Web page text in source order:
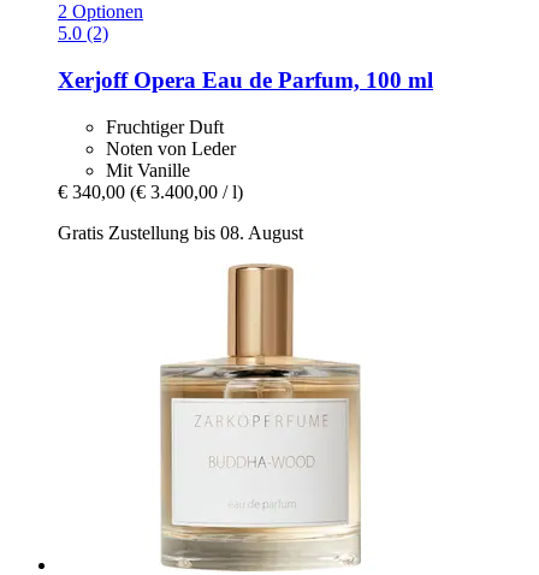
2 Optionen
5.0 (2)
XerjoffOpera Eau de Parfum, 100 ml
Fruchtiger Duft
Noten von Leder
Mit Vanille
€ 340,00 (€ 3.400,00 / l)
Gratis Zustellung bis 08. August